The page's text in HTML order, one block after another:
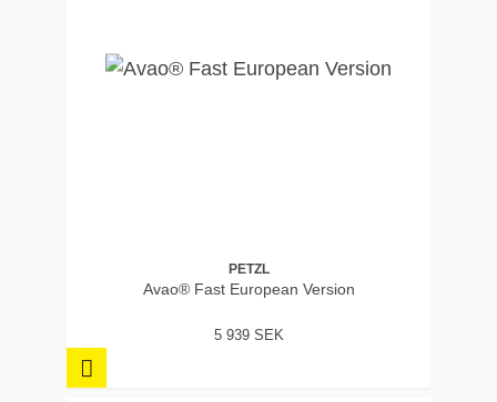
PETZL
Avao® Fast European Version
5 939 SEK